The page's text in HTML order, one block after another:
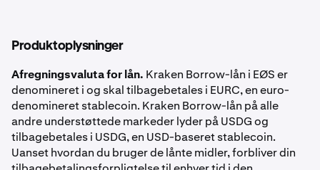
9 Tryk ind påGebyrerfor at se en oversigt over
gebyrerne – inklusive eventuelle fritagelser for
handelsgebyrer via dit Kraken+-medlemskab
Produktoplysninger
Afregningsvaluta for lån. Kraken Borrow-lån i EØS er
denomineret i og skal tilbagebetales i EURC, en euro-
denomineret stablecoin. Kraken Borrow-lån på alle
andre understøttede markeder lyder på USDG og
tilbagebetales i USDG, en USD-baseret stablecoin.
Uanset hvordan du bruger de lånte midler, forbliver din